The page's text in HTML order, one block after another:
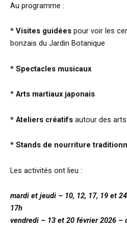
Au programme :
* Visites guidées pour voir les
bonzais du Jardin Botanique
* Spectacles musicaux
* Arts martiaux japonais
* Ateliers créatifs autour des
* Stands de nourriture
Les activités ont lieu :
mardi et jeudi – 10, 12, 17, 19 et
17h
vendredi – 13 et 20 février 2026 –